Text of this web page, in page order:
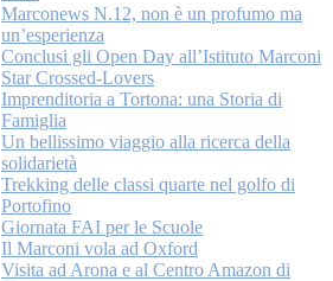
Marconews N.12, non è un profumo ma
un’esperienza
Conclusi gli Open Day all’Istituto Marconi
Star Crossed-Lovers
Imprenditoria a Tortona: una Storia di
Famiglia
Un bellissimo viaggio alla ricerca della
solidarietà
Trekking delle classi quarte nel golfo di
Portofino
Giornata FAI per le Scuole
Il Marconi vola ad Oxford
Visita ad Arona e al Centro Amazon di